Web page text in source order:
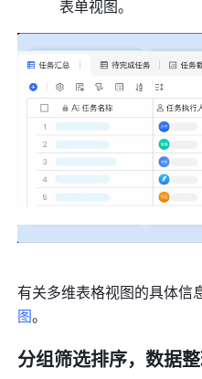
表单视图。
有关多维表格视图的具体信
图。
分组筛选排序，数据